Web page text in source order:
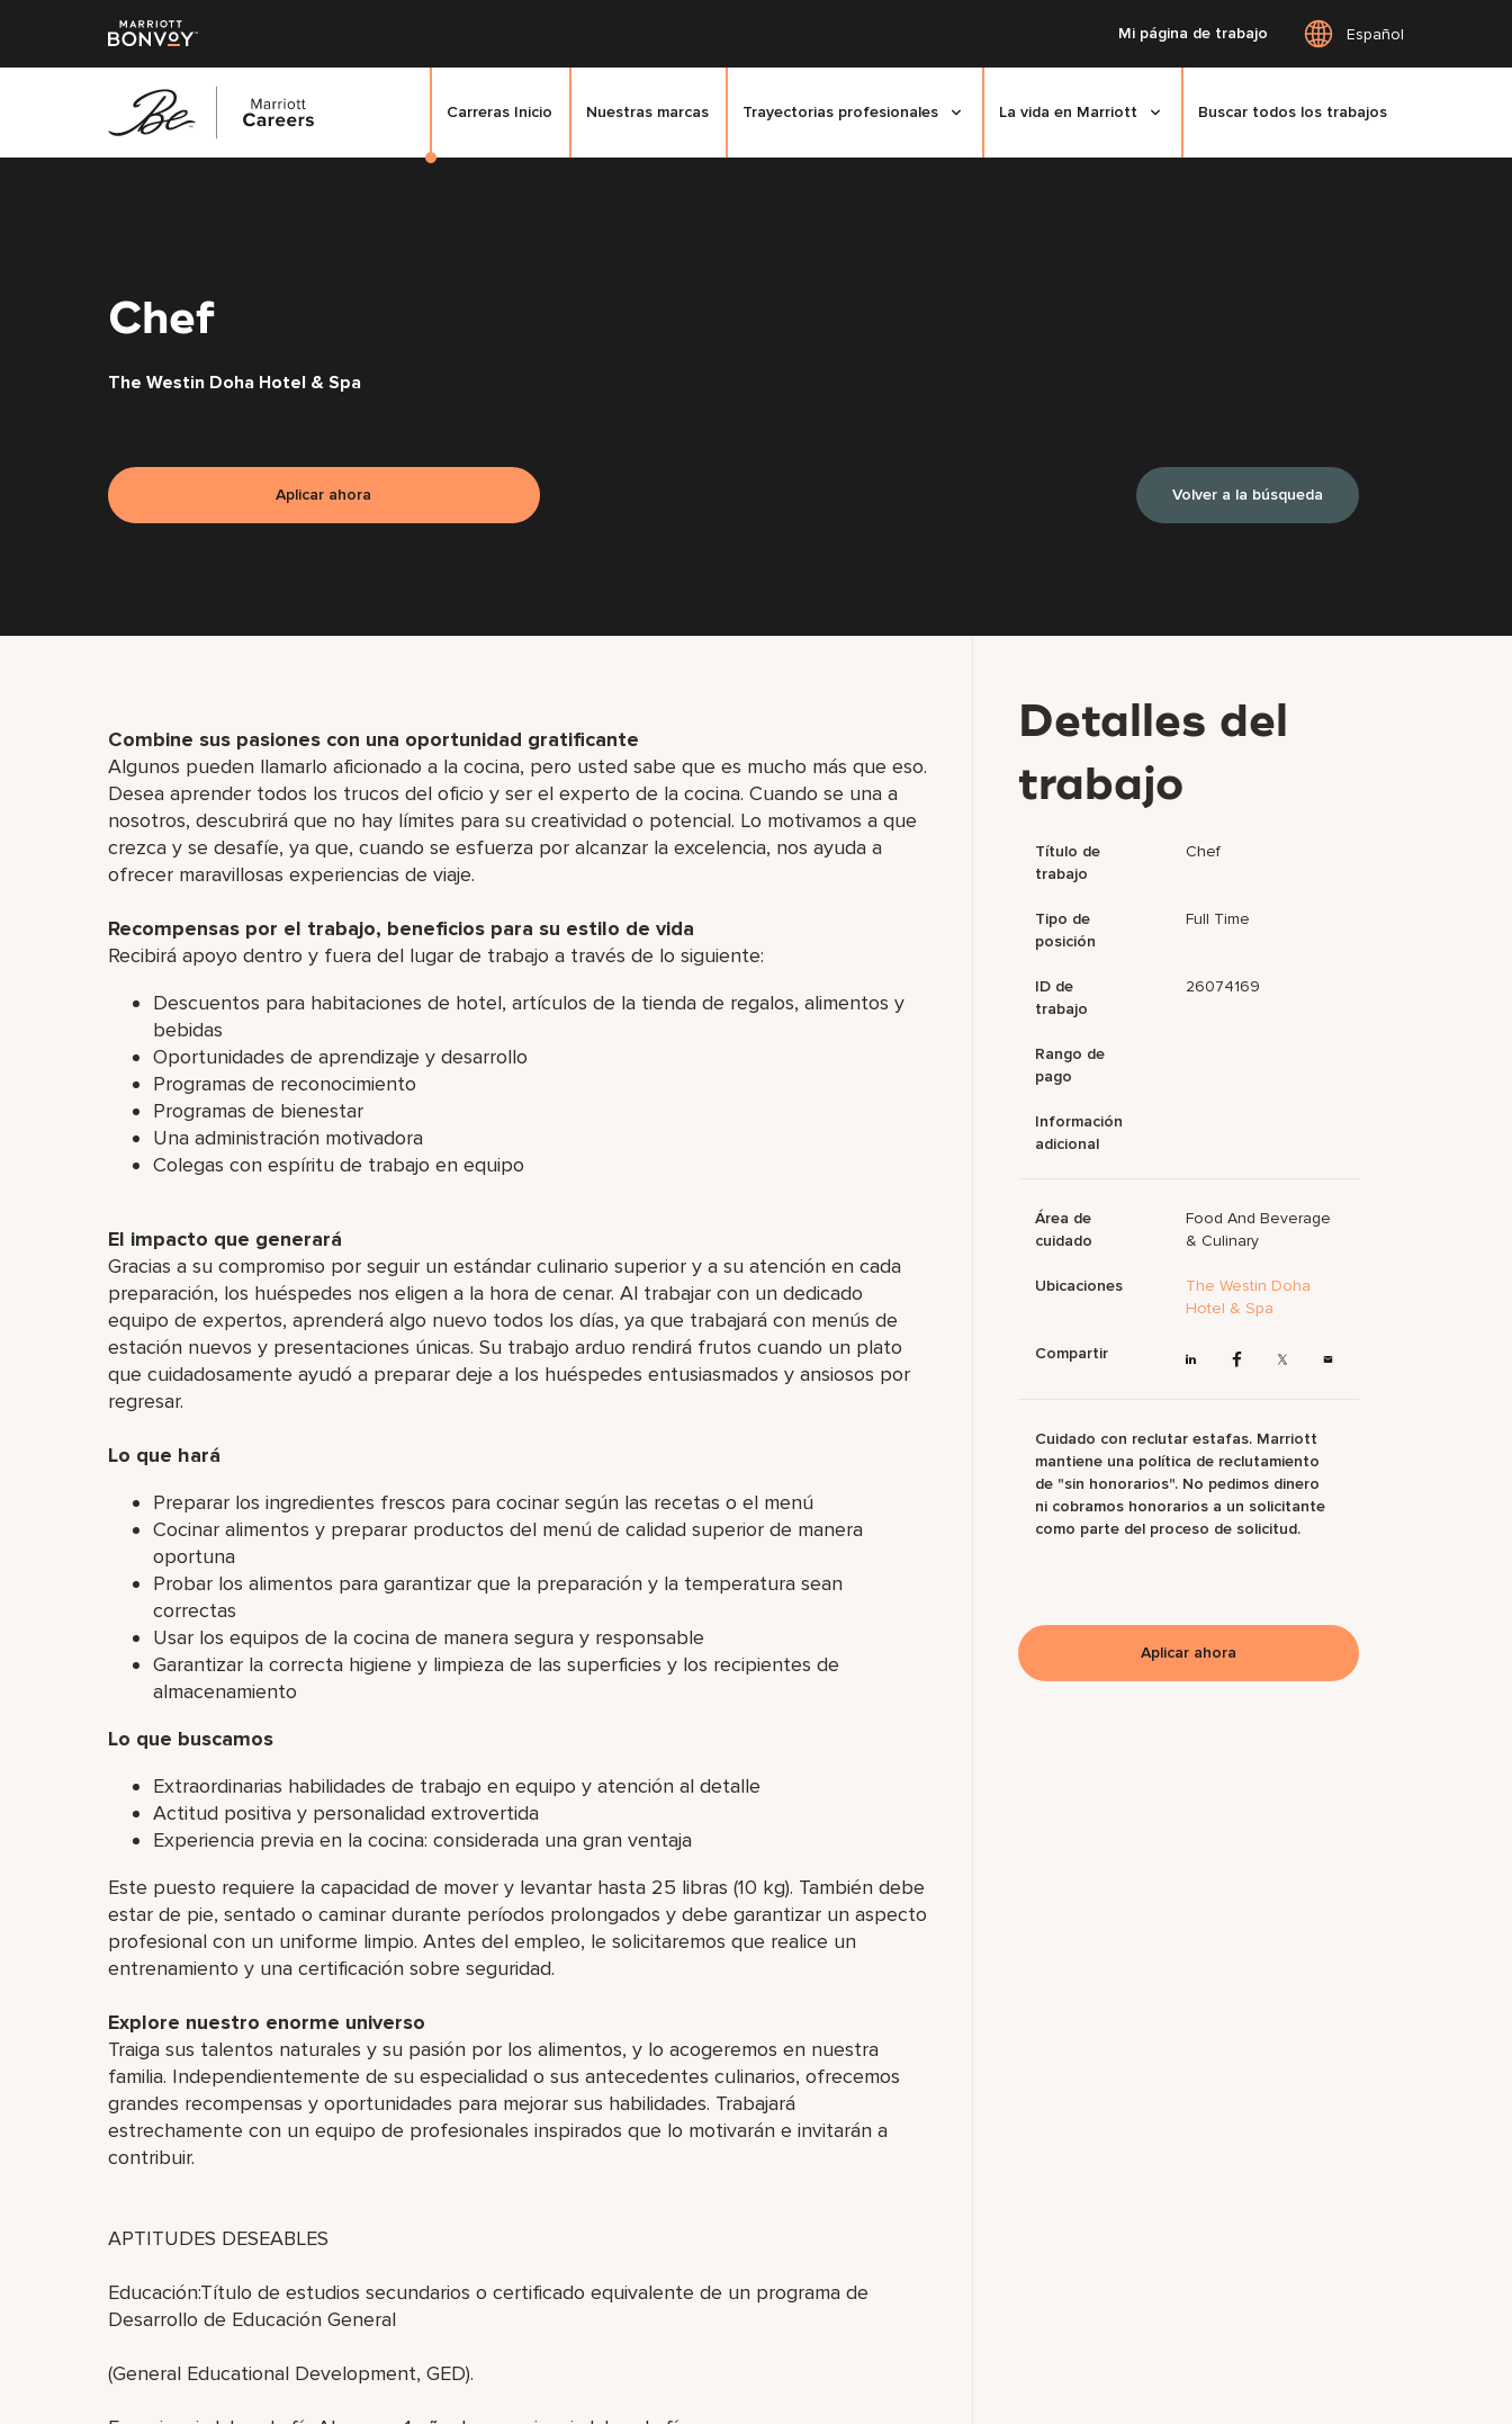
Mi página de trabajo Español
Carreras Inicio Nuestras marcas Trayectorias profesionales La vida en Marriott Buscar todos los trabajos
Chef
The Westin Doha Hotel & Spa
Aplicar ahora Volver a la búsqueda
Combine sus pasiones con una oportunidad gratificante
Algunos pueden llamarlo aficionado a la cocina, pero usted sabe que es mucho más que eso.
Desea aprender todos los trucos del oficio y ser el experto de la cocina. Cuando se una a
nosotros, descubrirá que no hay límites para su creatividad o potencial. Lo motivamos a que
crezca y se desafíe, ya que, cuando se esfuerza por alcanzar la excelencia, nos ayuda a
ofrecer maravillosas experiencias de viaje.
Recompensas por el trabajo, beneficios para su estilo de vida
Recibirá apoyo dentro y fuera del lugar de trabajo a través de lo siguiente:
Descuentos para habitaciones de hotel, artículos de la tienda de regalos, alimentos y
bebidas
Oportunidades de aprendizaje y desarrollo
Programas de reconocimiento
Programas de bienestar
Una administración motivadora
Colegas con espíritu de trabajo en equipo
El impacto que generará
Gracias a su compromiso por seguir un estándar culinario superior y a su atención en cada
preparación, los huéspedes nos eligen a la hora de cenar. Al trabajar con un dedicado
equipo de expertos, aprenderá algo nuevo todos los días, ya que trabajará con menús de
estación nuevos y presentaciones únicas. Su trabajo arduo rendirá frutos cuando un plato
que cuidadosamente ayudó a preparar deje a los huéspedes entusiasmados y ansiosos por
regresar.
Lo que hará
Preparar los ingredientes frescos para cocinar según las recetas o el menú
Cocinar alimentos y preparar productos del menú de calidad superior de manera
oportuna
Probar los alimentos para garantizar que la preparación y la temperatura sean
correctas
Usar los equipos de la cocina de manera segura y responsable
Garantizar la correcta higiene y limpieza de las superficies y los recipientes de
almacenamiento
Lo que buscamos
Extraordinarias habilidades de trabajo en equipo y atención al detalle
Actitud positiva y personalidad extrovertida
Experiencia previa en la cocina: considerada una gran ventaja
Este puesto requiere la capacidad de mover y levantar hasta 25 libras (10 kg). También debe
estar de pie, sentado o caminar durante períodos prolongados y debe garantizar un aspecto
profesional con un uniforme limpio. Antes del empleo, le solicitaremos que realice un
entrenamiento y una certificación sobre seguridad.
Explore nuestro enorme universo
Traiga sus talentos naturales y su pasión por los alimentos, y lo acogeremos en nuestra
familia. Independientemente de su especialidad o sus antecedentes culinarios, ofrecemos
grandes recompensas y oportunidades para mejorar sus habilidades. Trabajará
estrechamente con un equipo de profesionales inspirados que lo motivarán e invitarán a
contribuir.
APTITUDES DESEABLES
Educación:Título de estudios secundarios o certificado equivalente de un programa de
Desarrollo de Educación General
(General Educational Development, GED).
Detalles del
trabajo
Título de
trabajo
Chef
Tipo de
posición
Full Time
ID de
trabajo
26074169
Rango de
pago
Información
adicional
Área de
cuidado
Food And Beverage
& Culinary
Ubicaciones
The Westin Doha
Hotel & Spa
Compartir
Cuidado con reclutar estafas. Marriott
mantiene una política de reclutamiento
de "sin honorarios". No pedimos dinero
ni cobramos honorarios a un solicitante
como parte del proceso de solicitud.
Aplicar ahora